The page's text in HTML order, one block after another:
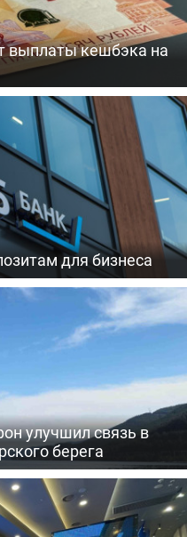
выплаты кешбэка на
для бизнеса
улучшил связь в
берега